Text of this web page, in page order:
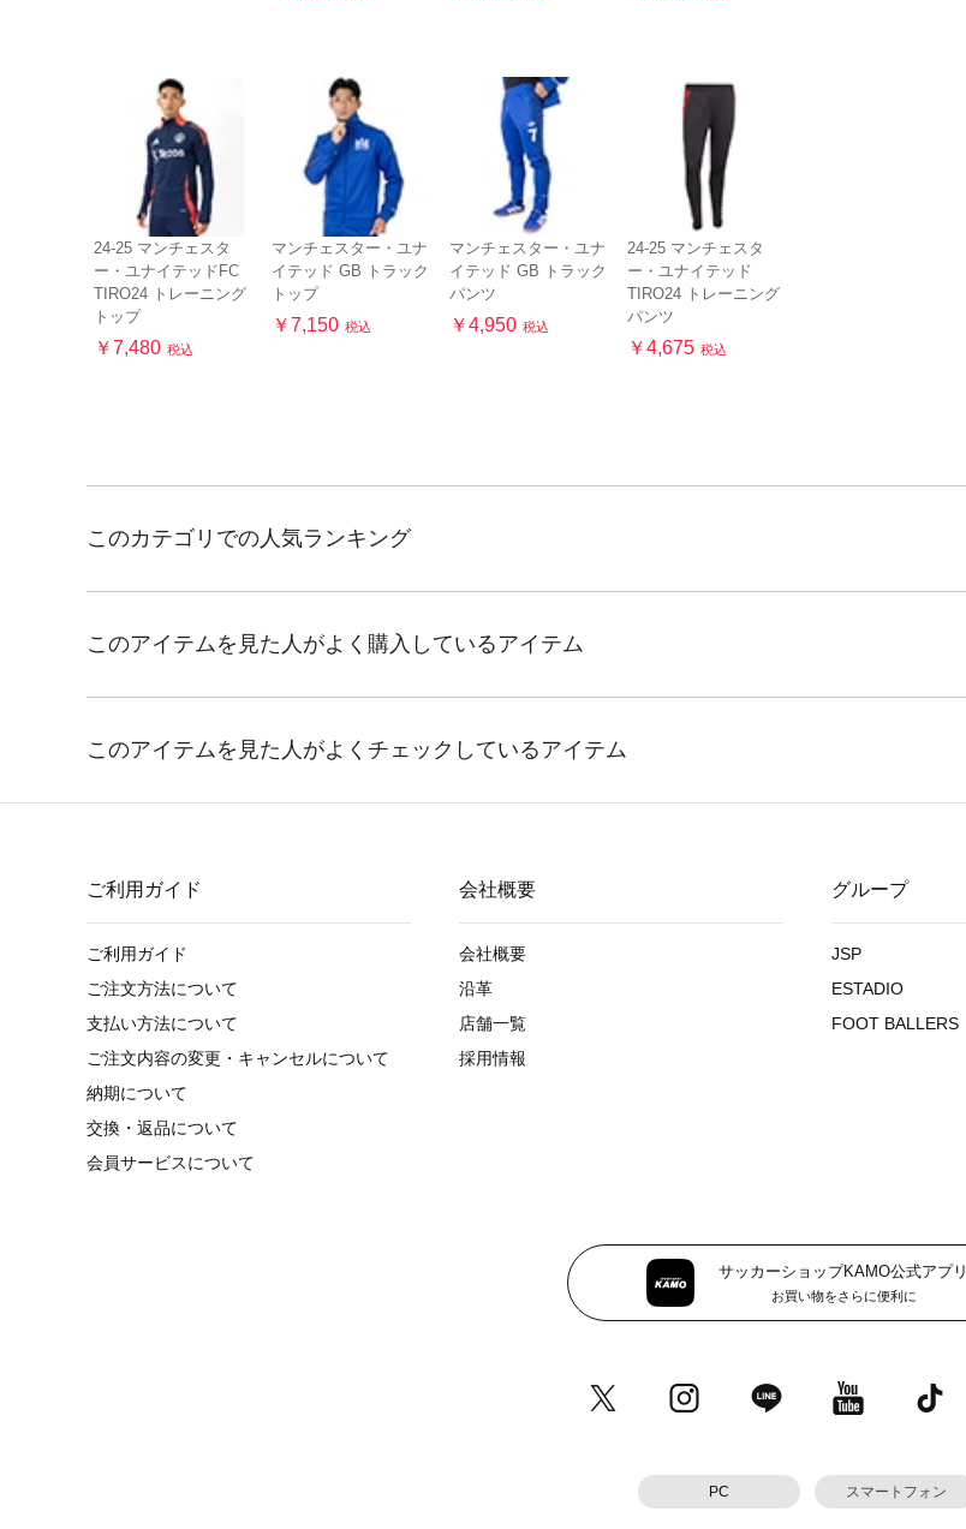
24-25 マンチェスタ
ー・ユナイテッドFC
TIRO24 トレーニング
トップ
￥7,480 税込
マンチェスター・ユナ
イテッド GB トラック
トップ
￥7,150 税込
マンチェスター・ユナ
イテッド GB トラック
パンツ
￥4,950 税込
24-25 マンチェスタ
ー・ユナイテッド
TIRO24 トレーニング
パンツ
￥4,675 税込
ご利用ガイド
ご利用ガイド
ご注文方法について
支払い方法について
ご注文内容の変更・キャンセルについて
納期について
交換・返品について
会員サービスについて
会社概要
会社概要
沿革
店舗一覧
採用情報
グループ
JSP
ESTADIO
FOOT BALLERS
サッカーショップKAMO公式アプリ
お買い物をさらに便利に
PC スマートフォン